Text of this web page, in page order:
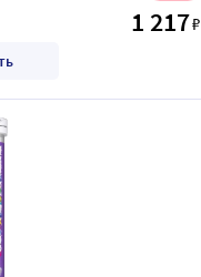
1 217₽